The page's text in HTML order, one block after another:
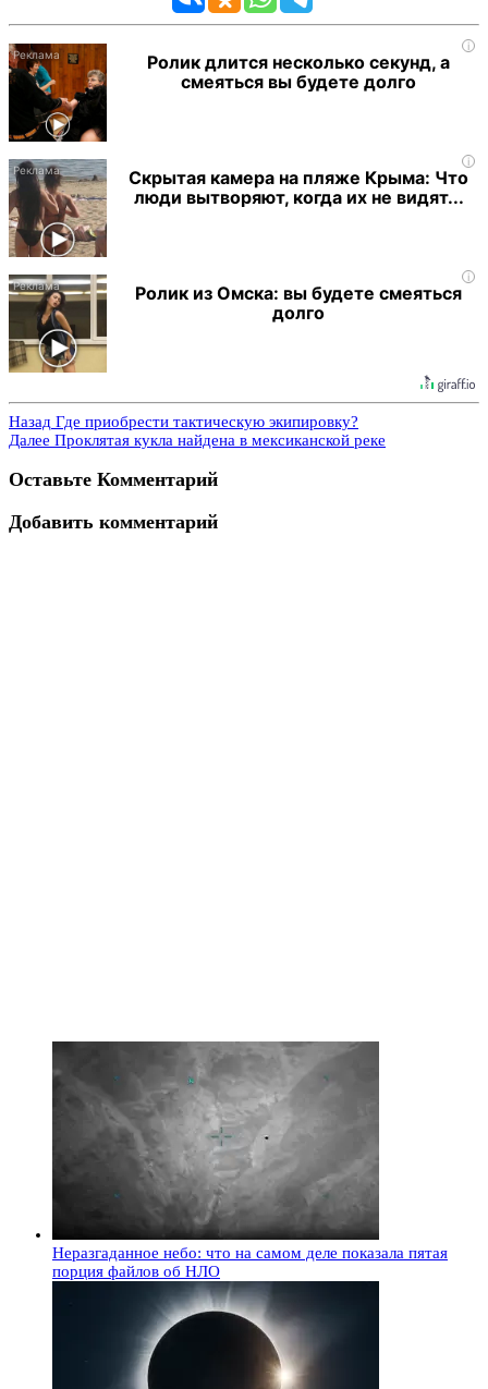
i
Ролик длится несколько секунд, а
смеяться вы будете долго
i
Скрытая камера на пляже Крыма: Что
люди вытворяют, когда их не видят...
i
Ролик из Омска: вы будете смеяться
долго
Назад Где приобрести тактическую экипировку?
Далее Проклятая кукла найдена в мексиканской реке
Оставьте Комментарий
Добавить комментарий
Неразгаданное небо: что на самом деле показала пятая
порция файлов об НЛО